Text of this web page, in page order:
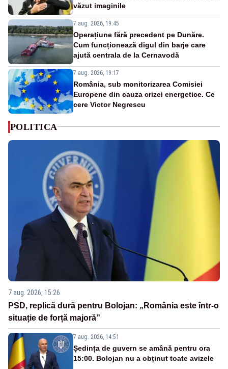
văzut imaginile
7 aug. 2026, 19:45
Operațiune fără precedent pe Dunăre.
Cum funcționează digul din barje care
ajută centrala de la Cernavodă
7 aug. 2026, 19:17
România, sub monitorizarea Comisiei
Europene din cauza crizei energetice. Ce
cere Victor Negrescu
POLITICA
7 aug. 2026, 15:26
PSD, replică dură pentru Bolojan: „România este într-o
situație de forță majoră”
7 aug. 2026, 14:51
Ședința de guvern se amână pentru ora
15:00. Bolojan nu a obținut toate avizele